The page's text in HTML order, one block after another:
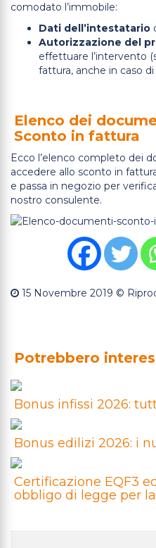
comodato l’immobile:
Dati dell’intestatario
Autorizzazione del
effettuare l’intervento
fattura, anche in caso
Elenco dei
Sconto in fattura
Ecco l’elenco completo dei
accedere allo sconto in
e passa in negozio per
nostro consulente.
15 Novembre 2019 ©
Potrebbero
Bonus infissi 2026:
Bonus edilizi 2026: i
Certificazione EQF3
obbligo di legge per